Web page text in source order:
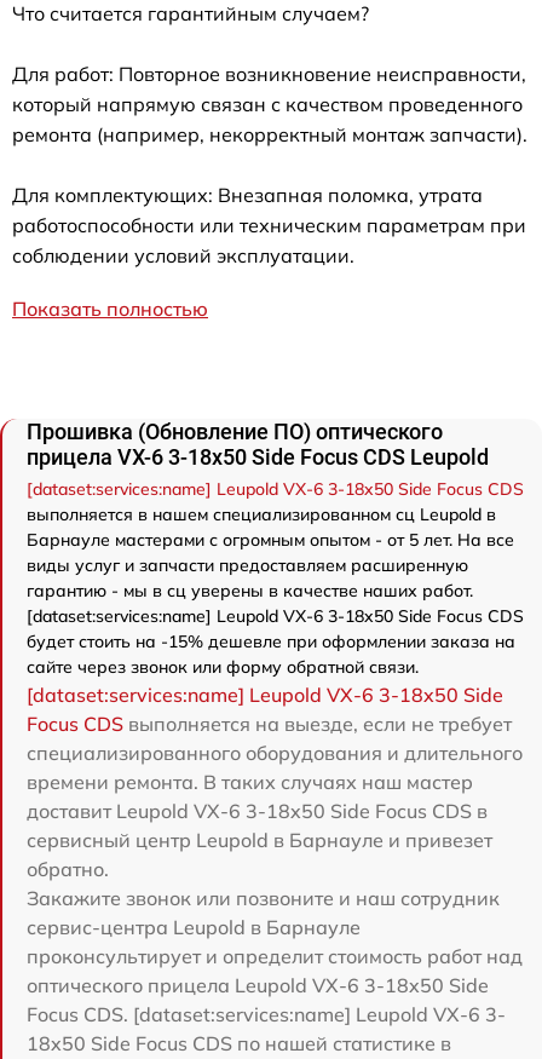
Что считается гарантийным случаем?
Для работ: Повторное возникновение неисправности,
который напрямую связан с качеством проведенного
ремонта (например, некорректный монтаж запчасти).
Для комплектующих: Внезапная поломка, утрата
работоспособности или техническим параметрам при
соблюдении условий эксплуатации.
Показать полностью
Прошивка (Обновление ПО) оптического
прицела VX-6 3-18x50 Side Focus CDS Leupold
[dataset:services:name] Leupold VX-6 3-18x50 Side Focus CDS
выполняется в нашем специализированном сц Leupold в
Барнауле мастерами с огромным опытом - от 5 лет. На все
виды услуг и запчасти предоставляем расширенную
гарантию - мы в сц уверены в качестве наших работ.
[dataset:services:name] Leupold VX-6 3-18x50 Side Focus CDS
будет стоить на -15% дешевле при оформлении заказа на
сайте через звонок или форму обратной связи.
[dataset:services:name] Leupold VX-6 3-18x50 Side
Focus CDS выполняется на выезде, если не требует
специализированного оборудования и длительного
времени ремонта. В таких случаях наш мастер
доставит Leupold VX-6 3-18x50 Side Focus CDS в
сервисный центр Leupold в Барнауле и привезет
обратно.
Закажите звонок или позвоните и наш сотрудник
сервис-центра Leupold в Барнауле
проконсультирует и определит стоимость работ над
оптического прицела Leupold VX-6 3-18x50 Side
Focus CDS. [dataset:services:name] Leupold VX-6 3-
18x50 Side Focus CDS по нашей статистике в